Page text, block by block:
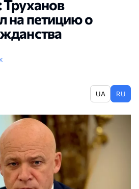
на петицию о
UA RU